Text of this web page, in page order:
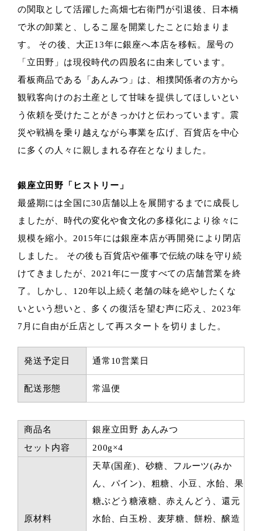
の関取として活躍した高畑七右衛門が引退後、日本橋
で氷の卸業と、しるこ屋を開業したことに始まりま
す。 その後、大正13年に銀座へ本店を移転。屋号の
「立田野」は現役時代の四股名に由来しています。
看板商品である「あんみつ」は、相撲関係者の方から
観戦客向けのお土産として甘味を提供してほしいとい
う依頼を受けたことがきっかけと伝わっています。震
災や戦禍を乗り越えながら事業を広げ、百貨店を中心
に多くの人々に親しまれる存在となりました。
銀座立田野「ヒストリー」
最盛期には全国に30店舗以上を展開するまでに成長し
ましたが、時代の変化や食文化の多様化により徐々に
規模を縮小。2015年には銀座本店が再開発により閉店
しました。 その後も百貨店や催事で伝統の味を守り続
けてきましたが、2021年に一度すべての店舗営業を終
了。しかし、120年以上続く老舗の味を絶やしたくな
いという想いと、多くの復活を望む声に応え、2023年
7月に自由が丘店として再スタートを切りました。
発送予定日 通常10営業日
配送形態 常温便
商品名
銀座立田野 あんみつ
セット内容
200g×4
原材料
天草(国産)、砂糖、フルーツ(みか
ん、パイン)、粗糖、小豆、水飴、果
糖ぶどう糖液糖、赤えんどう、還元
水飴、白玉粉、麦芽糖、餅粉、醸造